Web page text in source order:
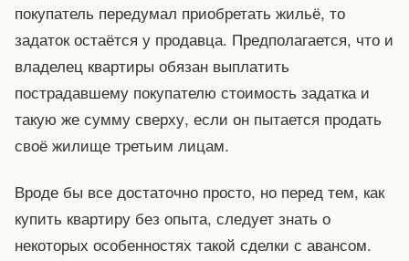
покупатель передумал приобретать жильё, то
задаток остаётся у продавца. Предполагается, что и
владелец квартиры обязан выплатить
пострадавшему покупателю стоимость задатка и
такую же сумму сверху, если он пытается продать
своё жилище третьим лицам.
Вроде бы все достаточно просто, но перед тем, как
купить квартиру без опыта, следует знать о
некоторых особенностях такой сделки с авансом.